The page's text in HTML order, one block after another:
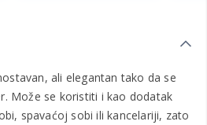
ali elegantan tako da se
Može se koristiti i kao dodatak
spavaćoj sobi ili kancelariji, zato